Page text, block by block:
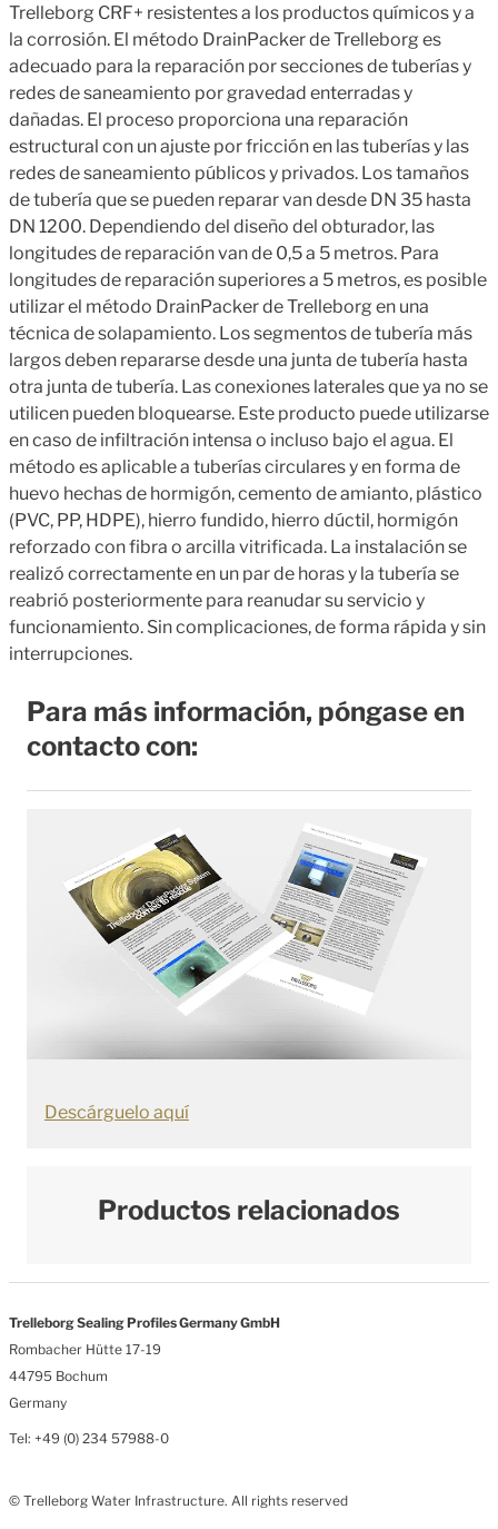
Trelleborg CRF+ resistentes a los productos químicos y a
la corrosión. El método DrainPacker de Trelleborg es
adecuado para la reparación por secciones de tuberías y
redes de saneamiento por gravedad enterradas y
dañadas. El proceso proporciona una reparación
estructural con un ajuste por fricción en las tuberías y las
redes de saneamiento públicos y privados. Los tamaños
de tubería que se pueden reparar van desde DN 35 hasta
DN 1200. Dependiendo del diseño del obturador, las
longitudes de reparación van de 0,5 a 5 metros. Para
longitudes de reparación superiores a 5 metros, es posible
utilizar el método DrainPacker de Trelleborg en una
técnica de solapamiento. Los segmentos de tubería más
largos deben repararse desde una junta de tubería hasta
otra junta de tubería. Las conexiones laterales que ya no se
utilicen pueden bloquearse. Este producto puede utilizarse
en caso de infiltración intensa o incluso bajo el agua. El
método es aplicable a tuberías circulares y en forma de
huevo hechas de hormigón, cemento de amianto, plástico
(PVC, PP, HDPE), hierro fundido, hierro dúctil, hormigón
reforzado con fibra o arcilla vitrificada. La instalación se
realizó correctamente en un par de horas y la tubería se
reabrió posteriormente para reanudar su servicio y
funcionamiento. Sin complicaciones, de forma rápida y sin
interrupciones.
Para más información, póngase en
contacto con:
Descárguelo aquí
Productos relacionados
Trelleborg Sealing Profiles Germany GmbH
Rombacher Hütte 17-19
44795 Bochum
Germany
Tel: +49 (0) 234 57988-0
© Trelleborg Water Infrastructure. All rights reserved